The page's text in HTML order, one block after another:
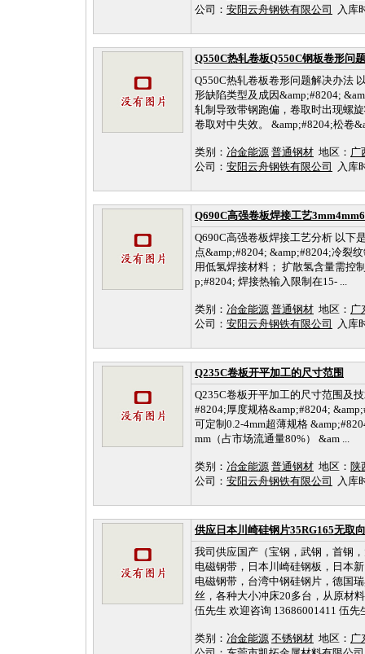
公司： 安阳云舟钢铁有限公司 入库
Q550C热轧卷板Q550C钢板卷形问
Q550C热轧卷板卷形问题解决办法
形缺陷类型及成因&amp;#8204;
轧制导致带钢跑偏，卷取时出现螺
卷取对中失效。 &amp;#8204;松卷
类别： 冶金能源 普通钢材 地区： 广
公司： 安阳云舟钢铁有限公司 入库
Q690C高强卷板焊接工艺
Q690C高强卷板焊接工艺分析 以下
点&amp;#8204; &amp;#8204;冷裂
用低氢焊接材料； 扩散氢含量需控
p;#8204; 焊接热输入限制在15- ...
类别： 冶金能源 普通钢材 地区： 广
公司： 安阳云舟钢铁有限公司 入库
Q235C卷板开平加工的尺寸范围
Q235C卷板开平加工的尺寸范围及
#8204;厚度规格&amp;#8204;
可定制0.2-4mm超薄规格
mm（占市场流通量80%） &am ...
类别： 冶金能源 普通钢材 地区： 陕
公司： 安阳云舟钢铁有限公司 入库
供应日本川崎硅钢片35RG165无取
我司供应国产（宝钢，武钢，首钢
电磁钢带，日本川崎硅钢板，日本
电磁钢带，台湾中钢硅钢片，德国
丝，各种大小冲床20多台，从原材
伍先生 欢迎咨询 13686001411 伍
类别： 冶金能源 不锈钢材 地区： 广